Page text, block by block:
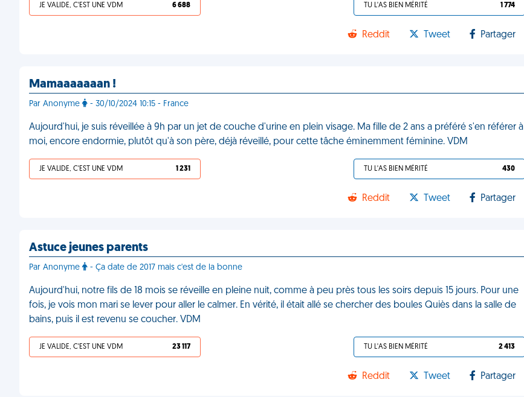
JE VALIDE, C'EST UNE VDM 6 688 TU L'AS BIEN MÉRITÉ 1 774
Reddit Tweet Partager
Mamaaaaaaan !
Par Anonyme - 30/10/2024 10:15 - France
Aujourd'hui, je suis réveillée à 9h par un jet de couche d'urine en plein visage. Ma fille de 2 ans a préféré s'en référer à
moi, encore endormie, plutôt qu'à son père, déjà réveillé, pour cette tâche éminemment féminine. VDM
JE VALIDE, C'EST UNE VDM 1 231 TU L'AS BIEN MÉRITÉ 430
Reddit Tweet Partager
Astuce jeunes parents
Par Anonyme - Ça date de 2017 mais c'est de la bonne
Aujourd'hui, notre fils de 18 mois se réveille en pleine nuit, comme à peu près tous les soirs depuis 15 jours. Pour une
fois, je vois mon mari se lever pour aller le calmer. En vérité, il était allé se chercher des boules Quiès dans la salle de
bains, puis il est revenu se coucher. VDM
JE VALIDE, C'EST UNE VDM 23 117 TU L'AS BIEN MÉRITÉ 2 413
Reddit Tweet Partager